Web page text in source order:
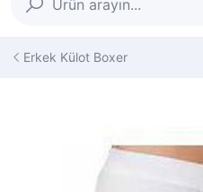
Erkek Külot Boxer